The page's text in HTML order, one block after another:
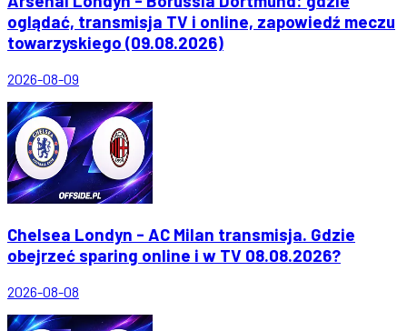
oglądać, transmisja TV i online, zapowiedź meczu
towarzyskiego (09.08.2026)
2026-08-09
Chelsea Londyn - AC Milan transmisja. Gdzie
obejrzeć sparing online i w TV 08.08.2026?
2026-08-08